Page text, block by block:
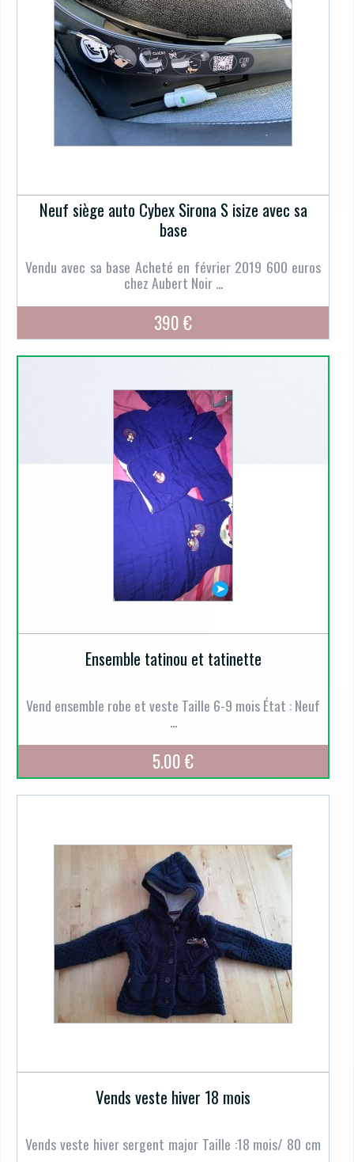
Neuf siège auto Cybex Sirona S isize avec sa
base
Vendu avec sa base Acheté en février 2019 600 euros
chez Aubert Noir ...
390 €
Ensemble tatinou et tatinette
Vend ensemble robe et veste Taille 6-9 mois État : Neuf
...
5.00 €
Vends veste hiver 18 mois
Vends veste hiver sergent major Taille :18 mois/ 80 cm